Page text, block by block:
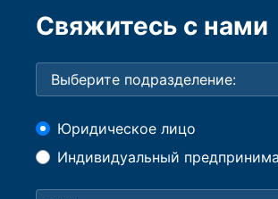
Свяжитесь с нами
Юридическое лицо
Индивидуальный